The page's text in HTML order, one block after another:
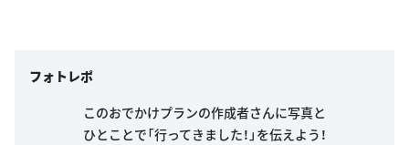
フォトレポ
このおでかけプランの作成者さんに写真と
ひとことで「行ってきました！」を伝えよう！